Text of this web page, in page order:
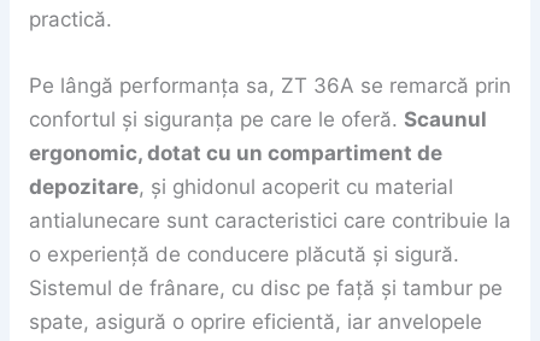
practică.
Pe lângă performanța sa, ZT 36A se remarcă prin
confortul și siguranța pe care le oferă. Scaunul
ergonomic, dotat cu un compartiment de
depozitare, și ghidonul acoperit cu material
antialunecare sunt caracteristici care contribuie la
o experiență de conducere plăcută și sigură.
Sistemul de frânare, cu disc pe față și tambur pe
spate, asigură o oprire eficientă, iar anvelopele